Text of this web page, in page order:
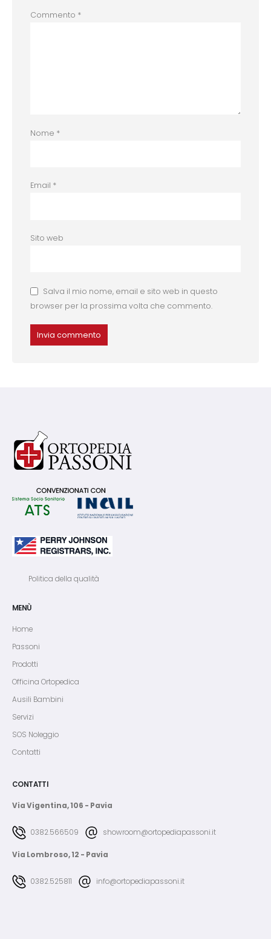
Commento *
Nome *
Email *
Sito web
Salva il mio nome, email e sito web in questo
browser per la prossima volta che commento.
Politica della qualità
MENÙ
Home
Passoni
Prodotti
Officina Ortopedica
Ausili Bambini
Servizi
SOS Noleggio
Contatti
CONTATTI
Via Vigentina, 106 - Pavia
0382.566509 showroom@ortopediapassoni.it
Via Lombroso, 12 - Pavia
0382.525811 info@ortopediapassoni.it